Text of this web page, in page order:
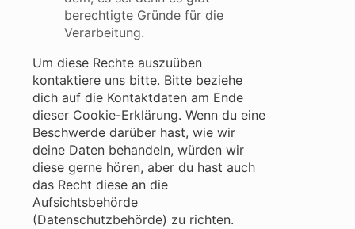
berechtigte Gründe für die
Verarbeitung.
Um diese Rechte auszuüben
kontaktiere uns bitte. Bitte beziehe
dich auf die Kontaktdaten am Ende
dieser Cookie-Erklärung. Wenn du eine
Beschwerde darüber hast, wie wir
deine Daten behandeln, würden wir
diese gerne hören, aber du hast auch
das Recht diese an die
Aufsichtsbehörde
(Datenschutzbehörde) zu richten.